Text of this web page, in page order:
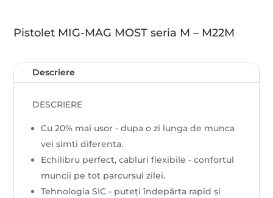
Pistolet MIG-MAG MOST seria M – M22M
Descriere
DESCRIERE
Cu 20% mai usor - dupa o zi lunga de munca
vei simti diferenta.
Echilibru perfect, cabluri flexibile - confortul
muncii pe tot parcursul zilei.
Tehnologia SIC - puteți îndepărta rapid și